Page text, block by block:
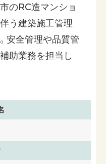
のRC造マンショ
う建築施工管理
安全管理や品質管
助業務を担当し